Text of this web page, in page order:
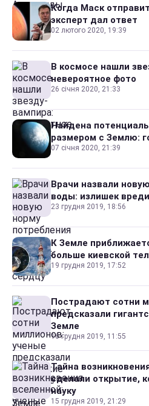
Когда Маск
эксперт дал ответ
02 лютого 2020, 19:39
В космосе нашли
невероятное фото
26 січня 2020, 21:33
Найдена
размером с Землю:
07 січня 2020, 21:39
Врачи назвали
воды: излишек
23 грудня 2019, 18:56
К Земле
больше киевской
19 грудня 2019, 17:52
Пострадают сотни
предсказали
Земле
16 грудня 2019, 11:55
Тайна
сделали открытие,
науку
15 грудня 2019, 21:29